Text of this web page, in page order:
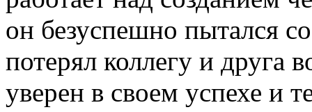
он безуспешно пытался
потерял коллегу и друга
уверен в своем успехе и